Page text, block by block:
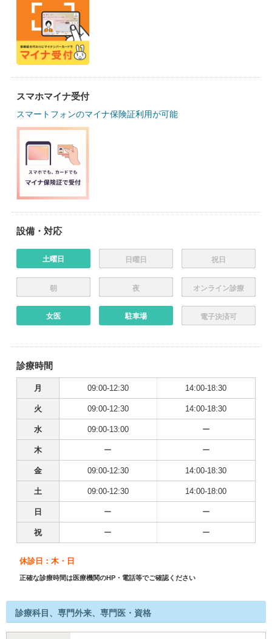
スマホマイナ受付
スマートフォンのマイナ保険証利用が可能
設備・対応
土曜日 日曜日 祝日
朝 夜 オンライン診療
女医 駐車場 電子決済可
診療時間
月 09:00-12:30 14:00-18:30
火 09:00-12:30 14:00-18:30
水 09:00-13:00 ー
木 ー ー
金 09:00-12:30 14:00-18:30
土 09:00-12:30 14:00-18:00
日 ー ー
祝 ー ー
休診日：木・日
正確な診療時間は医療機関のHP・電話等でご確認ください
診療科目、専門外来、専門医・資格